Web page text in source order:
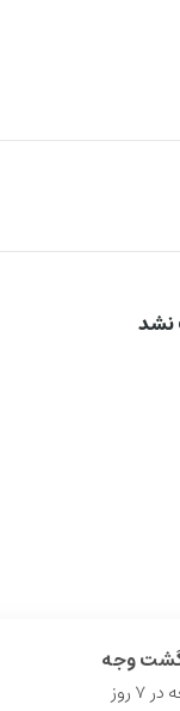
نشد
وجه
روز